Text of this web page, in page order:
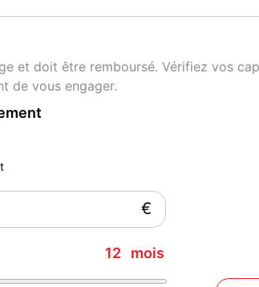
et doit être remboursé. Vérifiez vos
de vous engager.
€
12 mois